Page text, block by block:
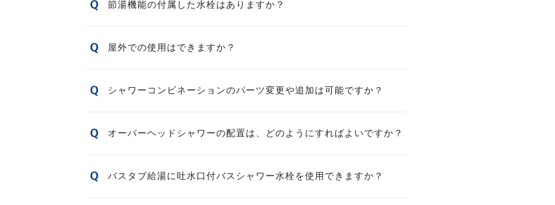
節湯機能の付属した水栓はありますか？
屋外での使用はできますか？
シャワーコンビネーションのパーツ変更や追加は可能ですか？
オーバーヘッドシャワーの配置は、どのようにすればよいですか？
バスタブ給湯に吐水口付バスシャワー水栓を使用できますか？